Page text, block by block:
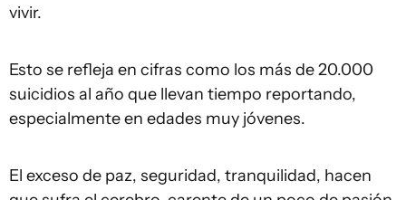
vivir.
Esto se refleja en cifras como los más de 20.000
suicidios al año que llevan tiempo reportando,
especialmente en edades muy jóvenes.
El exceso de paz, seguridad, tranquilidad, hacen